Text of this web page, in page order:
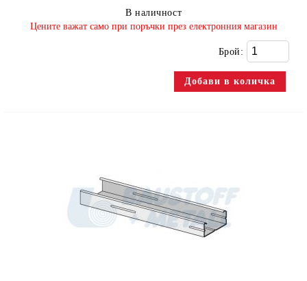
В наличност
​Цените важат само при поръчки през електронния магазин
Брой: